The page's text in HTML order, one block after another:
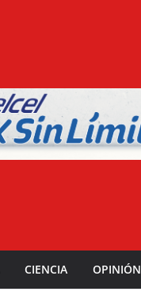
CIENCIA OPINIÓN